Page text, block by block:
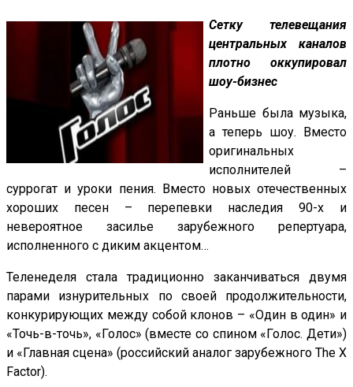
Сетку телевещания
центральных каналов
плотно оккупировал
шоу-бизнес
Раньше была музыка,
а теперь шоу. Вместо
оригинальных
исполнителей –
суррогат и уроки пения. Вместо новых оте­чественных
хороших песен – перепевки наследия 90-х и
невероятное засилье зарубежного репертуара,
исполненного с диким акцентом…
Теленеделя стала традиционно заканчиваться двумя
парами изнурительных по своей продолжительности,
конкурирующих между собой клонов – «Один в один» и
«Точь-в-точь», «Голос» (вместе со спином «Голос. Дети»)
и «Главная сцена» (российский аналог зарубежного The X
Factor).